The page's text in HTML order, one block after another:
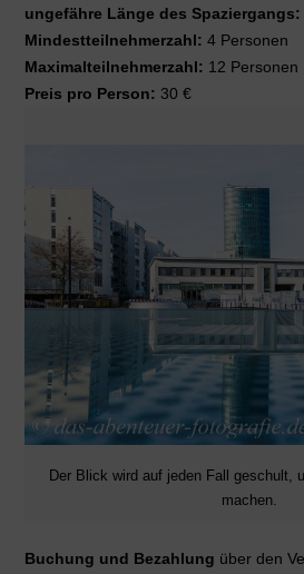
ungefähre Länge des Spaziergangs:
Mindestteilnehmerzahl: 4 Personen
Maximalteilnehmerzahl: 12 Personen
Preis pro Person: 30 €
Der Blick wird auf jeden Fall geschult,
machen.
Buchung und Bezahlung über den